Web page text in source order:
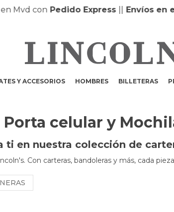
con Pedido Express||Envíos en el
Y ACCESORIOS HOMBRES BILLETERAS
celular y
ti en nuestra colección de
Con carteras, bandoleras y más, cada